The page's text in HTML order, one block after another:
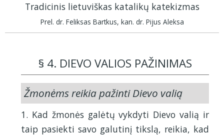
Tradicinis lietuviškas katalikų katekizmas
Prel. dr. Feliksas Bartkus, kan. dr. Pijus Aleksa
§ 4. DIEVO VALIOS PAŽINIMAS
Žmonėms reikia pažinti Dievo valią
1. Kad žmonės galėtų vykdyti Dievo valią ir
taip pasiekti savo galutinį tikslą, reikia, kad